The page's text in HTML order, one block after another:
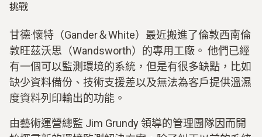
挑戰
甘德·懷特（Gander＆White）最近搬進了倫敦西南倫
敦旺茲沃思（Wandsworth）的專用工廠。 他們已經
有一個可以監測環境的系統，但是有很多缺點，比如
缺少資料備份、技術支援差以及無法為客戶提供溫濕
度資料列印輸出的功能。
由藝術運營總監 Jim Grundy 領導的管理團隊因而開